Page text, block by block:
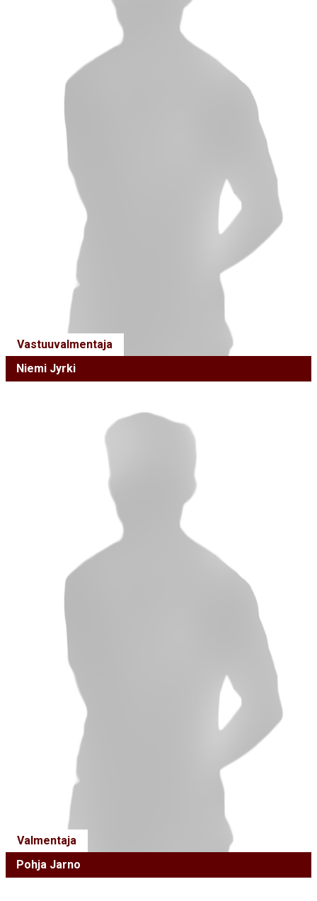
Vastuuvalmentaja
Niemi Jyrki
Valmentaja
Pohja Jarno